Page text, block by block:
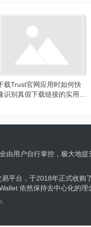
载Trust官网应用时如何快
识别真假下载链接的实用技
由用户自行掌控，极大地
平台，于2018年正式收
依然保持去中心化的理
.